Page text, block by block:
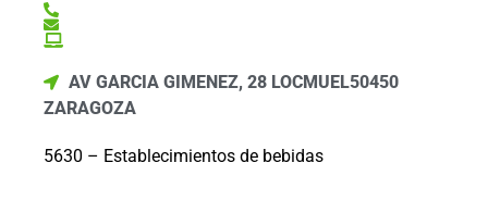
AV GARCIA GIMENEZ, 28 LOCMUEL50450
ZARAGOZA
5630 – Establecimientos de bebidas